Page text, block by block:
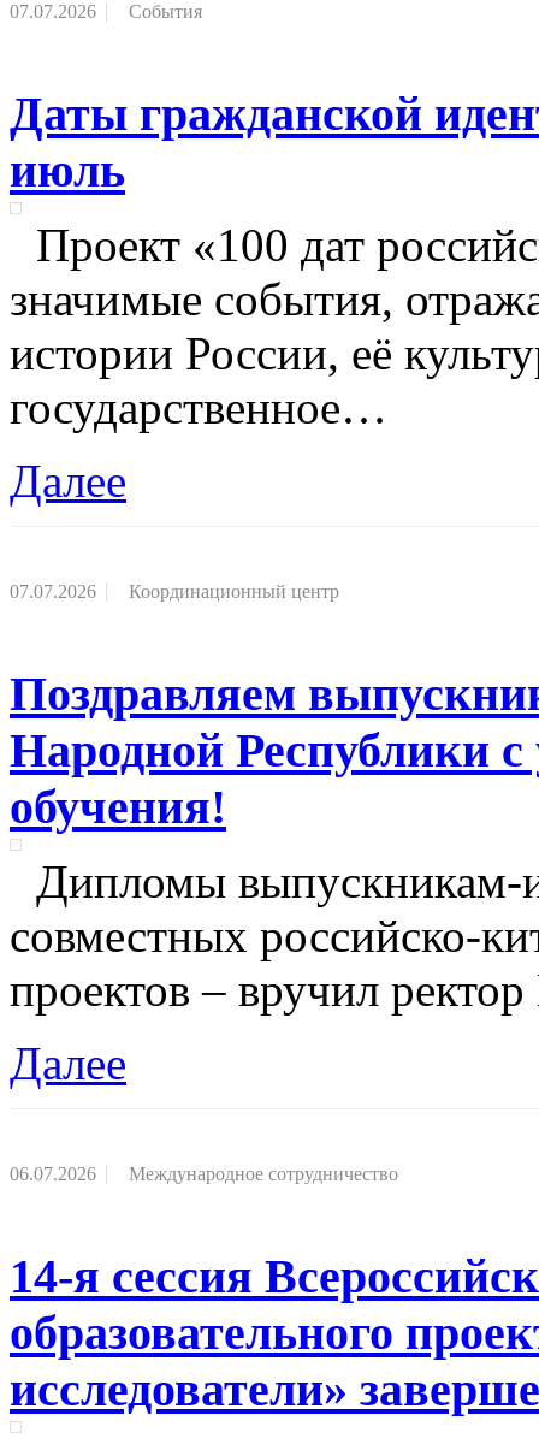
07.07.2026 События
Даты гражданской
июль
Проект «100 дат
значимые события,
истории России, её
государственное…
Далее
07.07.2026 Координационный центр
Поздравляем
Народной Республики
обучения!
Дипломы выпускникам-
совместных российско-
проектов – вручил
Далее
06.07.2026 Международное сотрудничество
14-я сессия
образовательного
исследователи»